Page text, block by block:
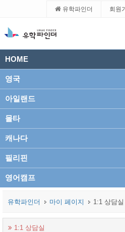
유학파인더 회원
HOME
영국
아일랜드
몰타
캐나다
필리핀
영어캠프
유학파인더 마이 페이지 1:1 상담실
1:1 상담실